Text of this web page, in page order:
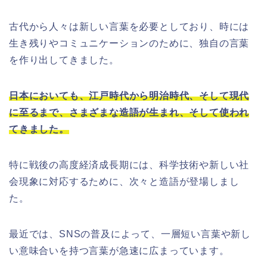
古代から人々は新しい言葉を必要としており、時には
生き残りやコミュニケーションのために、独自の言葉
を作り出してきました。
日本においても、江戸時代から明治時代、そして現代
に至るまで、さまざまな造語が生まれ、そして使われ
てきました。
特に戦後の高度経済成長期には、科学技術や新しい社
会現象に対応するために、次々と造語が登場しまし
た。
最近では、SNSの普及によって、一層短い言葉や新し
い意味合いを持つ言葉が急速に広まっています。